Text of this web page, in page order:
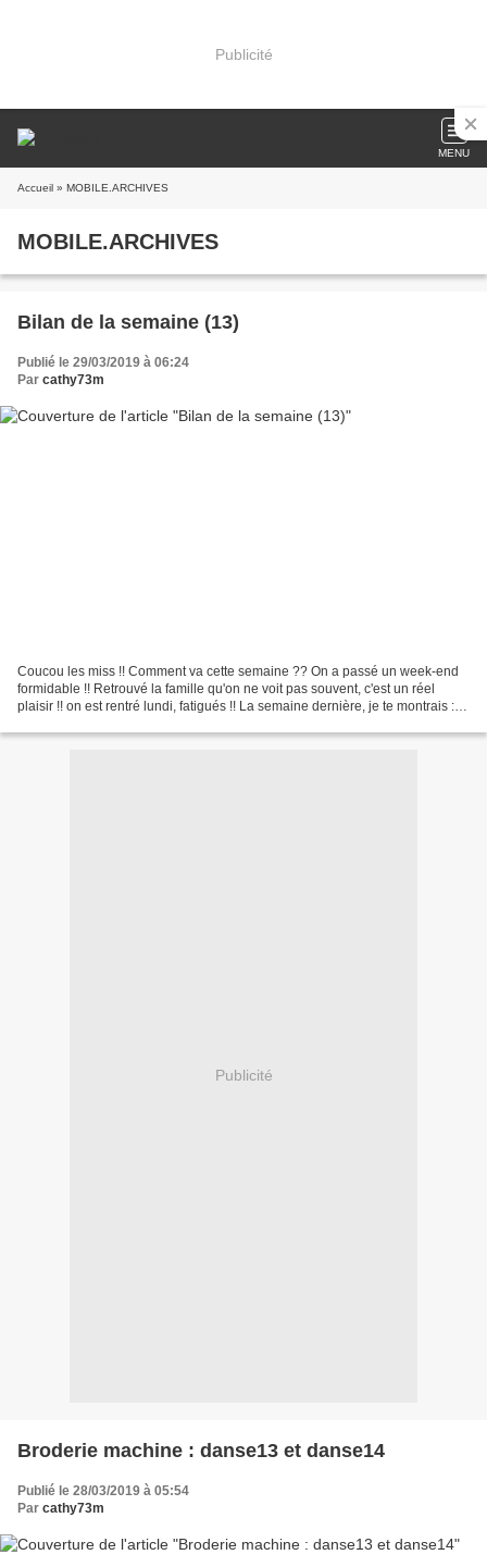
Publicité
MENU
Accueil » MOBILE.ARCHIVES
MOBILE.ARCHIVES
Bilan de la semaine (13)
Publié le 29/03/2019 à 06:24
Par cathy73m
Coucou les miss !! Comment va cette semaine ?? On a passé un week-end
formidable !! Retrouvé la famille qu'on ne voit pas souvent, c'est un réel
plaisir !! on est rentré lundi, fatigués !! La semaine dernière, je te montrais : et
Publicité
Broderie machine : danse13 et danse14
Publié le 28/03/2019 à 05:54
Par cathy73m